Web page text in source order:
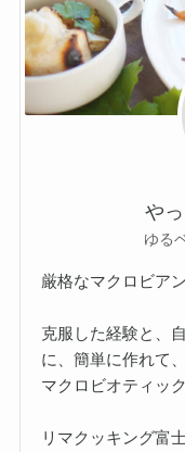
や
ゆる
厳格なマクロビア
克服した経験と、
に、簡単に作れて
マクロビオティッ
リマクッキング富